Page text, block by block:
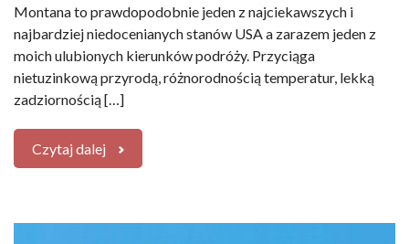
Montana to prawdopodobnie jeden z najciekawszych i
najbardziej niedocenianych stanów USA a zarazem jeden z
moich ulubionych kierunków podróży. Przyciąga
nietuzinkową przyrodą, różnorodnością temperatur, lekką
zadziornością […]
Czytaj dalej